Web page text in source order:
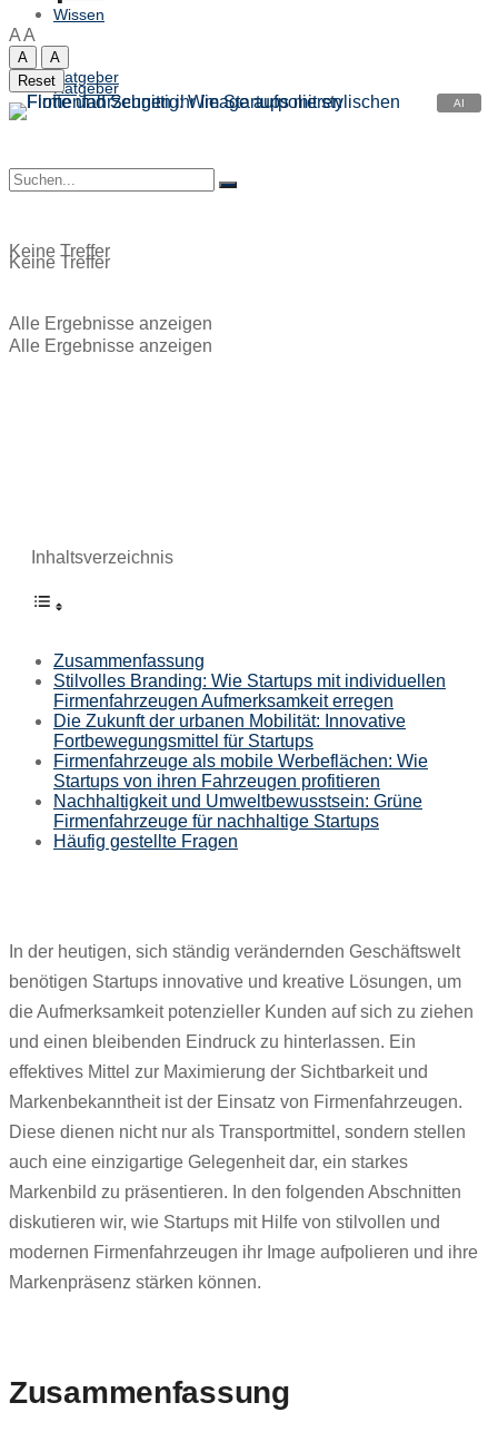
Ratgeber
Keine Treffer
Alle Ergebnisse anzeigen
Wissen
Ratgeber
Keine Treffer
Alle Ergebnisse anzeigen
AA
A
A
Reset
Inhaltsverzeichnis
Zusammenfassung
Stilvolles Branding: Wie Startups mit individuellen
Firmenfahrzeugen Aufmerksamkeit erregen
Die Zukunft der urbanen Mobilität: Innovative
Fortbewegungsmittel für Startups
Firmenfahrzeuge als mobile Werbeflächen: Wie
Startups von ihren Fahrzeugen profitieren
Nachhaltigkeit und Umweltbewusstsein: Grüne
Firmenfahrzeuge für nachhaltige Startups
Häufig gestellte Fragen
In der heutigen, sich ständig verändernden Geschäftswelt
benötigen Startups innovative und kreative Lösungen, um
die Aufmerksamkeit potenzieller Kunden auf sich zu ziehen
und einen bleibenden Eindruck zu hinterlassen. Ein
effektives Mittel zur Maximierung der Sichtbarkeit und
Markenbekanntheit ist der Einsatz von Firmenfahrzeugen.
Diese dienen nicht nur als Transportmittel, sondern stellen
auch eine einzigartige Gelegenheit dar, ein starkes
Markenbild zu präsentieren. In den folgenden Abschnitten
diskutieren wir, wie Startups mit Hilfe von stilvollen und
modernen Firmenfahrzeugen ihr Image aufpolieren und ihre
Markenpräsenz stärken können.
Zusammenfassung